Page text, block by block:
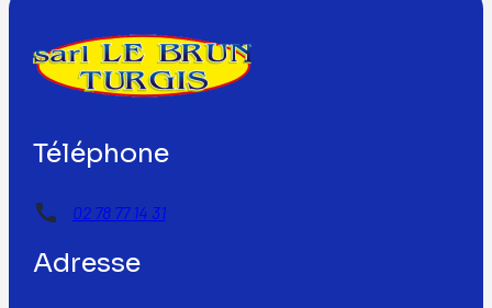
Téléphone
call 02 78 77 14 31
Adresse